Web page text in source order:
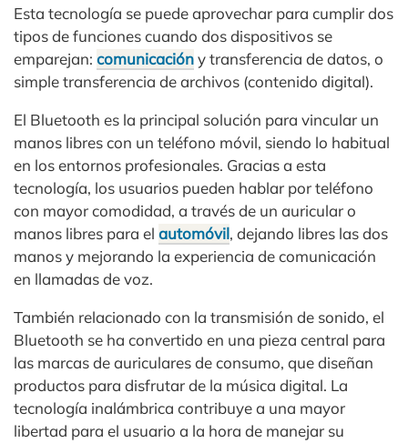
Esta tecnología se puede aprovechar para cumplir dos
tipos de funciones cuando dos dispositivos se
emparejan: comunicacióny transferencia de datos, o
simple transferencia de archivos (contenido digital).
El Bluetooth es la principal solución para vincular un
manos libres con un teléfono móvil, siendo lo habitual
en los entornos profesionales. Gracias a esta
tecnología, los usuarios pueden hablar por teléfono
con mayor comodidad, a través de un auricular o
manos libres para el automóvil, dejando libres las dos
manos y mejorando la experiencia de comunicación
en llamadas de voz.
También relacionado con la transmisión de sonido, el
Bluetooth se ha convertido en una pieza central para
las marcas de auriculares de consumo, que diseñan
productos para disfrutar de la música digital. La
tecnología inalámbrica contribuye a una mayor
libertad para el usuario a la hora de manejar su